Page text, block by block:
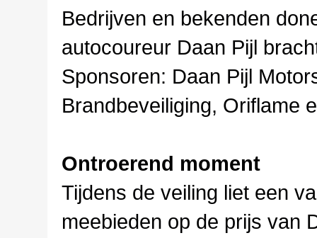
Bedrijven en bekenden
autocoureur Daan Pijl
Sponsoren: Daan Pijl
Brandbeveiliging, Oriflame
Ontroerend moment
Tijdens de veiling liet een
meebieden op de prijs van